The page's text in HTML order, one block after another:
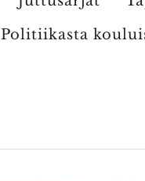
Politiikasta